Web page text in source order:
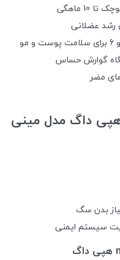
ماهگی
رشد عضلانی
گوارش حساس
مضر
داگ مدل مینی
بدن سگ
سیستم ایمنی
هپی داگ